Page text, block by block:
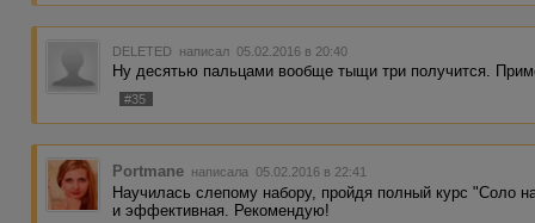
DELETED написал 05.02.2016 в 20:40
Ну десятью пальцами вообще тыщи три получится.
#35
Portmane написала 05.02.2016 в 22:41
Научилась слепому набору, пройдя полный курс "Соло
и эффективная. Рекомендую!